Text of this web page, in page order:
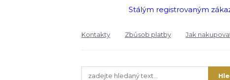
Stálým registrovaným
Kontakty Zbůsob platby Jak